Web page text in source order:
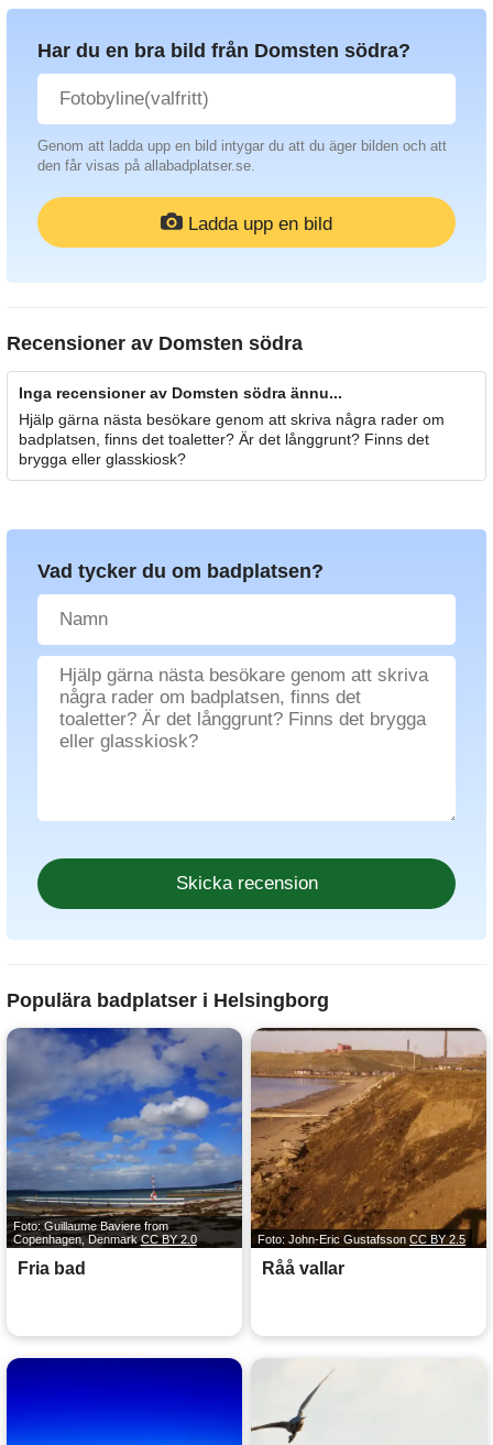
Har du en bra bild från Domsten södra?
Genom att ladda upp en bild intygar du att du äger bilden och att
den får visas på allabadplatser.se.
Ladda upp en bild
Recensioner av Domsten södra
Inga recensioner av Domsten södra ännu...
Hjälp gärna nästa besökare genom att skriva några rader om
badplatsen, finns det toaletter? Är det långgrunt? Finns det
brygga eller glasskiosk?
Vad tycker du om badplatsen?
Populära badplatser i Helsingborg
Foto: Guillaume Baviere from
Copenhagen, Denmark CC BY 2.0
Fria bad
Foto: John-Eric Gustafsson CC BY 2.5
Råå vallar